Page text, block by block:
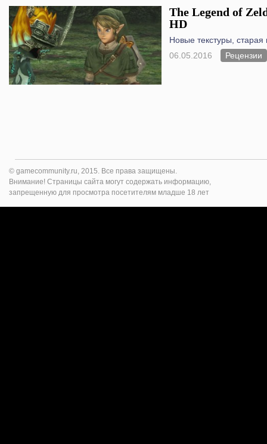
The Legend of
HD
Новые текстуры, старая
06.05.2016
Рецензии
© gamecommunity.ru, 2015. Все права защищены.
Внимание! Страницы сайта могут содержать информацию,
запрещенную для просмотра посетителям младше 18 лет